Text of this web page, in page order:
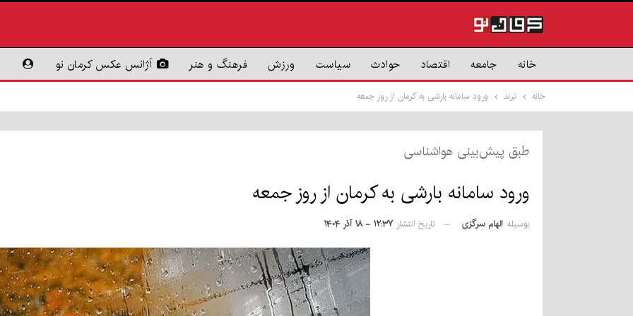
خانه جامعه اقتصاد حوادث سیاست ورزش فرهنگ و هنر آژانس عکس کرمان نو
خانه ترند ورود سامانه بارشی به کرمان از روز جمعه
طبق پیش‌بینی هواشناسی
ورود سامانه بارشی به کرمان از روز جمعه
بوسیله الهام سرگزی تاریخ انتشار ۱۲:۳۷ - ۱۸ آذر ۱۴۰۴